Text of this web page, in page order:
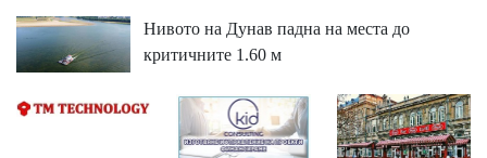
Нивото на Дунав падна на места до
критичните 1.60 м